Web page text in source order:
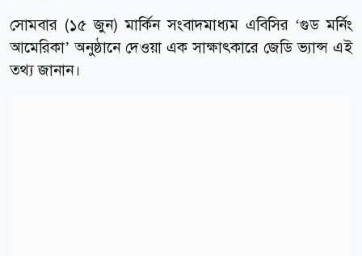
সোমবার (১৫ জুন) মার্কিন সংবাদমাধ্যম এবিসির ‘গুড মর্নিং
আমেরিকা’ অনুষ্ঠানে দেওয়া এক সাক্ষাৎকারে জেডি ভ্যান্স এই
তথ্য জানান।